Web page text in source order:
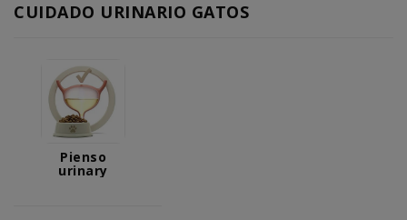
CUIDADO URINARIO GATOS
Pienso
urinary